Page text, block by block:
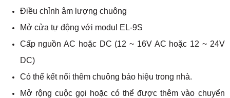
Điều chỉnh âm lượng chuông
Mở cửa tự động với modul EL-9S
Cấp nguồn AC hoặc DC (12 ~ 16V AC hoặc 12 ~ 24V
DC)
Có thể kết nối thêm chuông báo hiệu trong nhà.
Mở rộng cuộc gọi hoặc có thể được thêm vào chuyển